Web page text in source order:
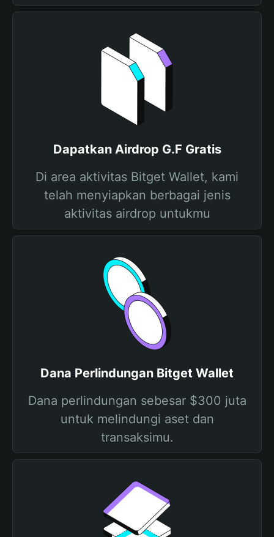
Dapatkan Airdrop G.F Gratis
Di area aktivitas Bitget Wallet, kami
telah menyiapkan berbagai jenis
aktivitas airdrop untukmu
Dana Perlindungan Bitget Wallet
Dana perlindungan sebesar $300 juta
untuk melindungi aset dan
transaksimu.